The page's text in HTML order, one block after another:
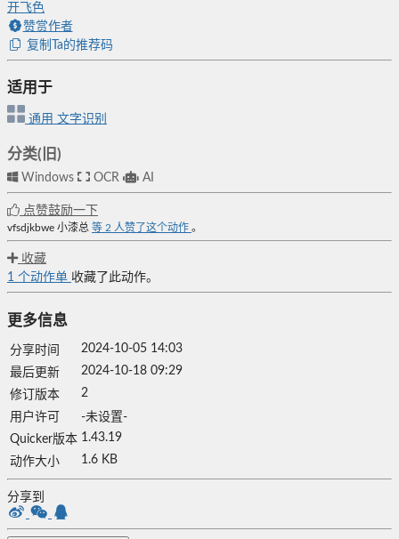
开飞色
赞赏作者
复制Ta的推荐码
适用于
通用 文字识别
分类(旧)
Windows OCR AI
点赞鼓励一下
vfsdjkbwe 小漆总 等 2 人赞了这个动作 。
收藏
1 个动作单 收藏了此动作。
更多信息
分享时间
2024-10-05 14:03
最后更新
2024-10-18 09:29
修订版本
2
用户许可
-未设置-
Quicker版本 1.43.19
动作大小
1.6 KB
分享到